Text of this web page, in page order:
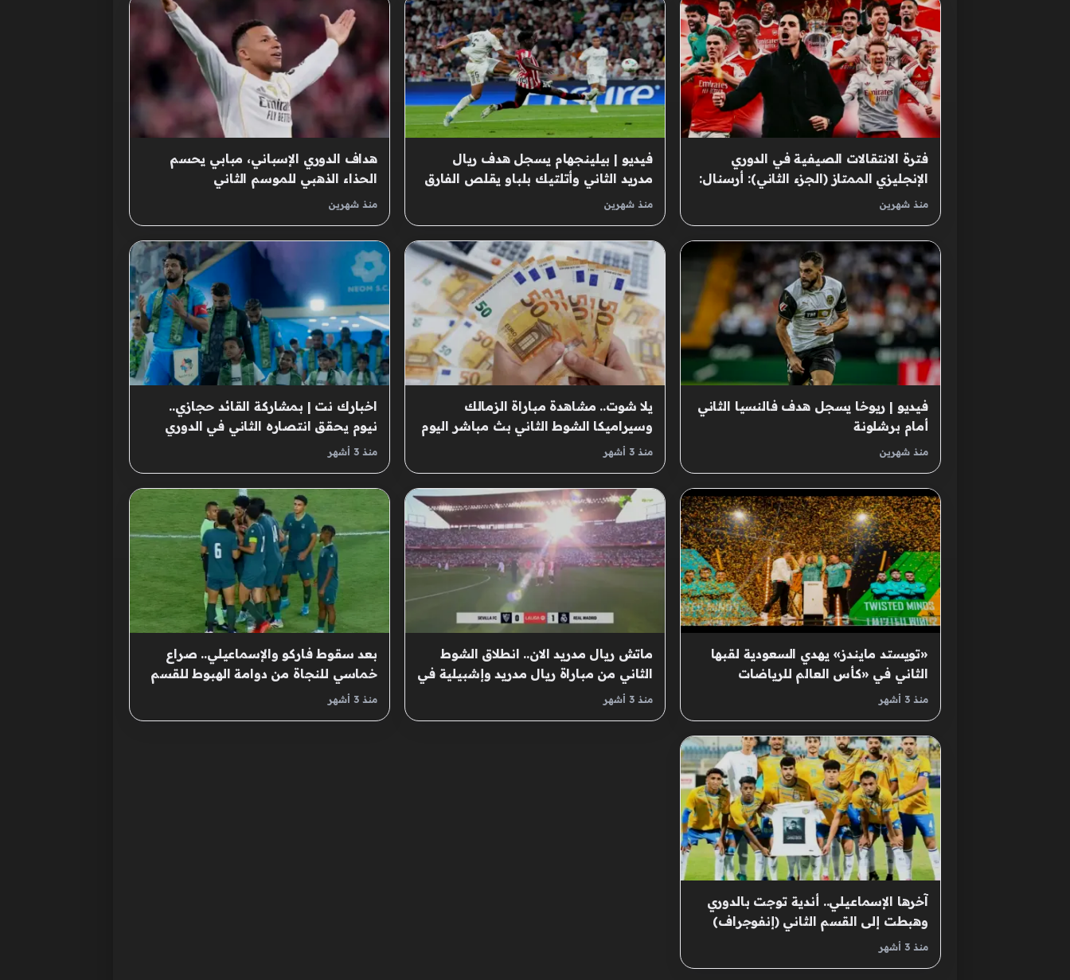
فترة الانتقالات الصيفية في الدوري
الإنجليزي الممتاز (الجزء الثاني): أرسنال:
ما الذي يجب شراؤه لتجنب خسارة
منذ شهرين
فيديو | بيلينجهام يسجل هدف ريال
مدريد الثاني وأتلتيك بلباو يقلص الفارق
منذ شهرين
هداف الدوري الإسباني، مبابي يحسم
الحذاء الذهبي للموسم الثاني
منذ شهرين
فيديو | ريوخا يسجل هدف فالنسيا الثاني
أمام برشلونة
منذ شهرين
يلا شوت.. مشاهدة مباراة الزمالك
وسيراميكا الشوط الثاني بث مباشر اليوم
في الدوري المصريمنذ 3 أشهر
اخبارك نت | بمشاركة القائد حجازي..
نيوم يحقق انتصاره الثاني في الدوري
السعودي على حساب الأخدودمنذ 3 أشهر
«تويستد مايندز» يهدي السعودية لقبها
الثاني في «كأس العالم للرياضات
الإلكترونية»منذ 3 أشهر
ماتش ريال مدريد الان.. انطلاق الشوط
الثاني من مباراة ريال مدريد وإشبيلية في
الدوري الإسبانيمنذ 3 أشهر
بعد سقوط فاركو والإسماعيلي.. صراع
خماسي للنجاة من دوامة الهبوط للقسم
الثانيمنذ 3 أشهر
آخرها الإسماعيلي.. أندية توجت بالدوري
وهبطت إلى القسم الثاني (إنفوجراف)
منذ 3 أشهر